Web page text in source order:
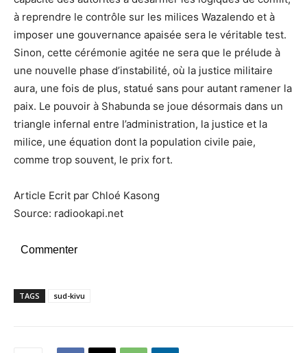
à reprendre le contrôle sur les milices Wazalendo et à
imposer une gouvernance apaisée sera le véritable test.
Sinon, cette cérémonie agitée ne sera que le prélude à
une nouvelle phase d’instabilité, où la justice militaire
aura, une fois de plus, statué sans pour autant ramener la
paix. Le pouvoir à Shabunda se joue désormais dans un
triangle infernal entre l’administration, la justice et la
milice, une équation dont la population civile paie,
comme trop souvent, le prix fort.
Article Ecrit par Chloé Kasong
Source: radiookapi.net
Commenter
TAGS sud-kivu